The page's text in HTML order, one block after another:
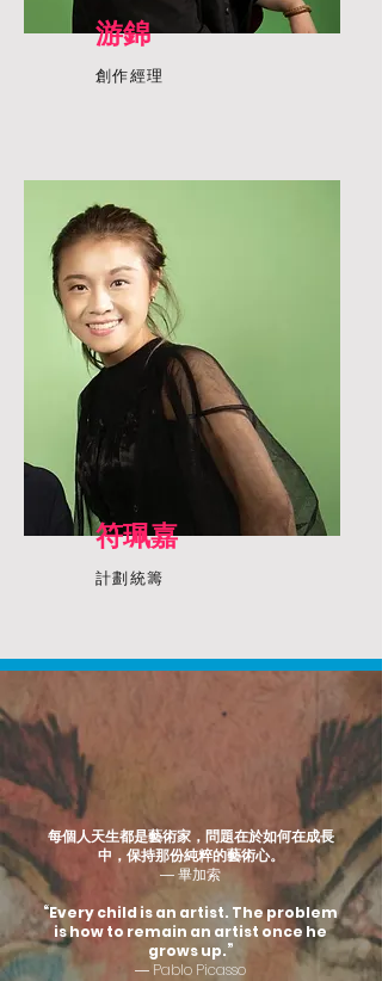
游錦
創作經理
符珮嘉
計劃統籌
每個人天生都是藝術家，問題在於如何在成長
中，保持那份純粹的藝術心。
― 畢加索
“Every child is an artist. The problem
is how to remain an artist once he
grows up.”
― Pablo Picasso